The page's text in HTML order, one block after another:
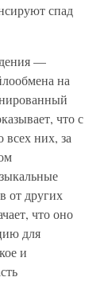
спад
—
на
что с
них, за
от других
что оно
для
и